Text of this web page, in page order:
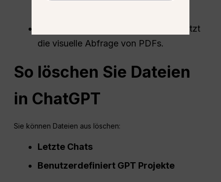
: Unterstützt
die visuelle Abfrage von PDFs.
So löschen Sie Dateien
in ChatGPT
Sie können Dateien aus löschen:
Letzte Chats
Benutzerdefiniert GPT Projekte